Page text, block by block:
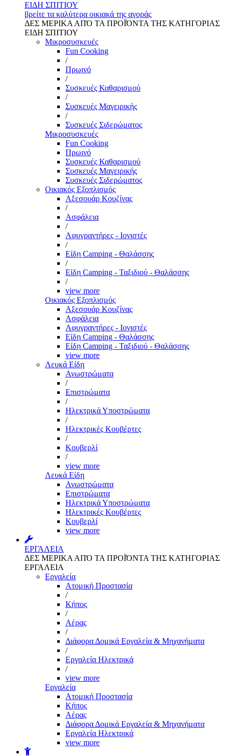
ΕΙΔΗ ΣΠΙΤΙΟΥ
βρείτε τα καλύτερα οικιακά της αγοράς
ΔΕΣ ΜΕΡΙΚΑ ΑΠΌ ΤΑ ΠΡΟΪΌΝΤΑ ΤΗΣ ΚΑΤΗΓΟΡΙΑΣ
ΕΙΔΗ ΣΠΙΤΙΟΥ
Μικροσυσκευές
Fun Cooking
/
Πρωινό
/
Συσκευές Καθαρισμού
/
Συσκευές Μαγειρικής
/
Συσκευές Σιδερώματος
Μικροσυσκευές
Fun Cooking
Πρωινό
Συσκευές Καθαρισμού
Συσκευές Μαγειρικής
Συσκευές Σιδερώματος
Οικιακός Εξοπλισμός
Αξεσουάρ Κουζίνας
/
Ασφάλεια
/
Αφυγραντήρες - Ιονιστές
/
Είδη Camping - Θαλάσσης
/
Είδη Camping - Ταξιδιού - Θαλάσσης
/
view more
Οικιακός Εξοπλισμός
Αξεσουάρ Κουζίνας
Ασφάλεια
Αφυγραντήρες - Ιονιστές
Είδη Camping - Θαλάσσης
Είδη Camping - Ταξιδιού - Θαλάσσης
view more
Λευκά Είδη
Ανωστρώματα
/
Επιστρώματα
/
Ηλεκτρικά Υποστρώματα
/
Ηλεκτρικές Κουβέρτες
/
Κουβερλί
/
view more
Λευκά Είδη
Ανωστρώματα
Επιστρώματα
Ηλεκτρικά Υποστρώματα
Ηλεκτρικές Κουβέρτες
Κουβερλί
view more
ΕΡΓΑΛΕΙΑ
ΔΕΣ ΜΕΡΙΚΑ ΑΠΌ ΤΑ ΠΡΟΪΌΝΤΑ ΤΗΣ ΚΑΤΗΓΟΡΙΑΣ
ΕΡΓΑΛΕΙΑ
Εργαλεία
Aτομική Προστασία
/
Kήπος
/
Αέρας
/
Διάφορα Δομικά Εργαλεία & Μηχανήματα
/
Εργαλεία Ηλεκτρικά
/
view more
Εργαλεία
Aτομική Προστασία
Kήπος
Αέρας
Διάφορα Δομικά Εργαλεία & Μηχανήματα
Εργαλεία Ηλεκτρικά
view more